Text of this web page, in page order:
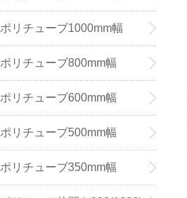
ポリチューブ1000mm幅
ポリチューブ800mm幅
ポリチューブ600mm幅
ポリチューブ500mm幅
ポリチューブ350mm幅